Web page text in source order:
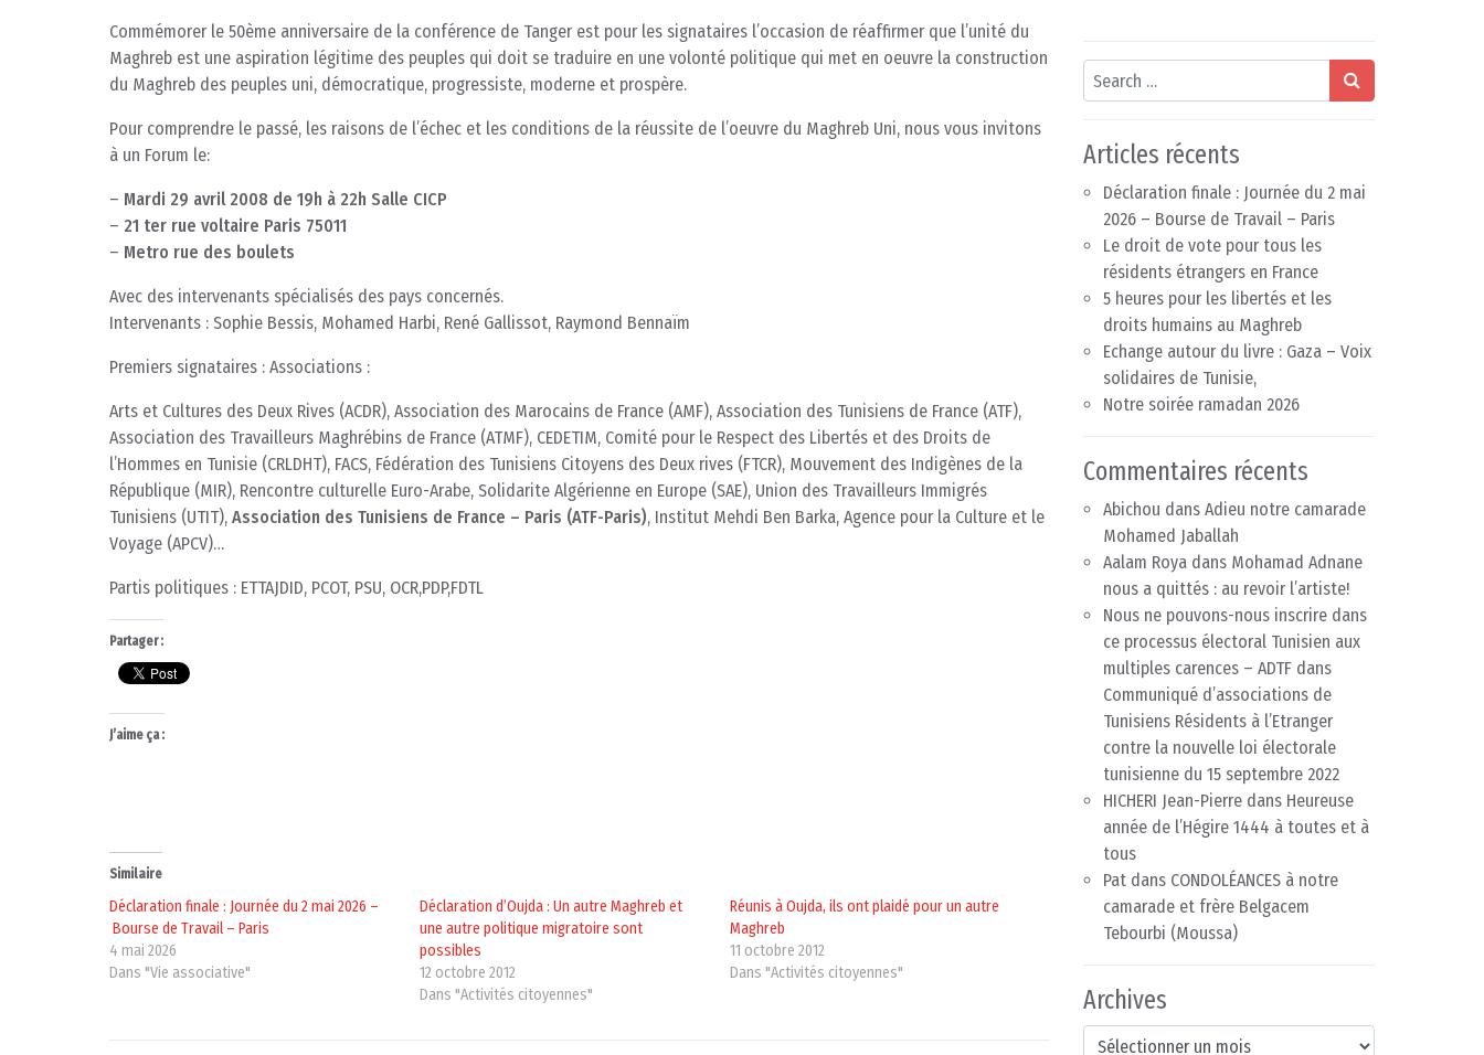
Commémorer le 50ème anniversaire de la conférence de Tanger est pour les signataires l’occasion de réaffirmer que l’unité du
Maghreb est une aspiration légitime des peuples qui doit se traduire en une volonté politique qui met en oeuvre la construction
du Maghreb des peuples uni, démocratique, progressiste, moderne et prospère.
Pour comprendre le passé, les raisons de l’échec et les conditions de la réussite de l’oeuvre du Maghreb Uni, nous vous invitons
à un Forum le:
– Mardi 29 avril 2008 de 19h à 22h Salle CICP
– 21 ter rue voltaire Paris 75011
– Metro rue des boulets
Avec des intervenants spécialisés des pays concernés.
Intervenants : Sophie Bessis, Mohamed Harbi, René Gallissot, Raymond Bennaïm
Premiers signataires : Associations :
Arts et Cultures des Deux Rives (ACDR), Association des Marocains de France (AMF), Association des Tunisiens de France (ATF),
Association des Travailleurs Maghrébins de France (ATMF), CEDETIM, Comité pour le Respect des Libertés et des Droits de
l’Hommes en Tunisie (CRLDHT), FACS, Fédération des Tunisiens Citoyens des Deux rives (FTCR), Mouvement des Indigènes de la
République (MIR), Rencontre culturelle Euro-Arabe, Solidarite Algérienne en Europe (SAE), Union des Travailleurs Immigrés
Tunisiens (UTIT), Association des Tunisiens de France – Paris (ATF-Paris), Institut Mehdi Ben Barka, Agence pour la Culture et le
Voyage (APCV)…
Partis politiques : ETTAJDID, PCOT, PSU, OCR,PDP,FDTL
Partager :
J’aime ça :
Similaire
Déclaration finale : Journée du 2 mai 2026 –
Bourse de Travail – Paris
4 mai 2026
Dans "Vie associative"
Déclaration d’Oujda : Un autre Maghreb et
une autre politique migratoire sont
possibles
12 octobre 2012
Dans "Activités citoyennes"
Réunis à Oujda, ils ont plaidé pour un autre
Maghreb
11 octobre 2012
Dans "Activités citoyennes"
Search
Articles récents
Déclaration finale : Journée du 2 mai
2026 – Bourse de Travail – Paris
Le droit de vote pour tous les
résidents étrangers en France
5 heures pour les libertés et les
droits humains au Maghreb
Echange autour du livre : Gaza – Voix
solidaires de Tunisie,
Notre soirée ramadan 2026
Commentaires récents
Abichou dans Adieu notre camarade
Mohamed Jaballah
Aalam Roya dans Mohamad Adnane
nous a quittés : au revoir l’artiste!
Nous ne pouvons-nous inscrire dans
ce processus électoral Tunisien aux
multiples carences – ADTF dans
Communiqué d’associations de
Tunisiens Résidents à l’Etranger
contre la nouvelle loi électorale
tunisienne du 15 septembre 2022
HICHERI Jean-Pierre dans Heureuse
année de l’Hégire 1444 à toutes et à
tous
Pat dans CONDOLÉANCES à notre
camarade et frère Belgacem
Tebourbi (Moussa)
Archives
Archives